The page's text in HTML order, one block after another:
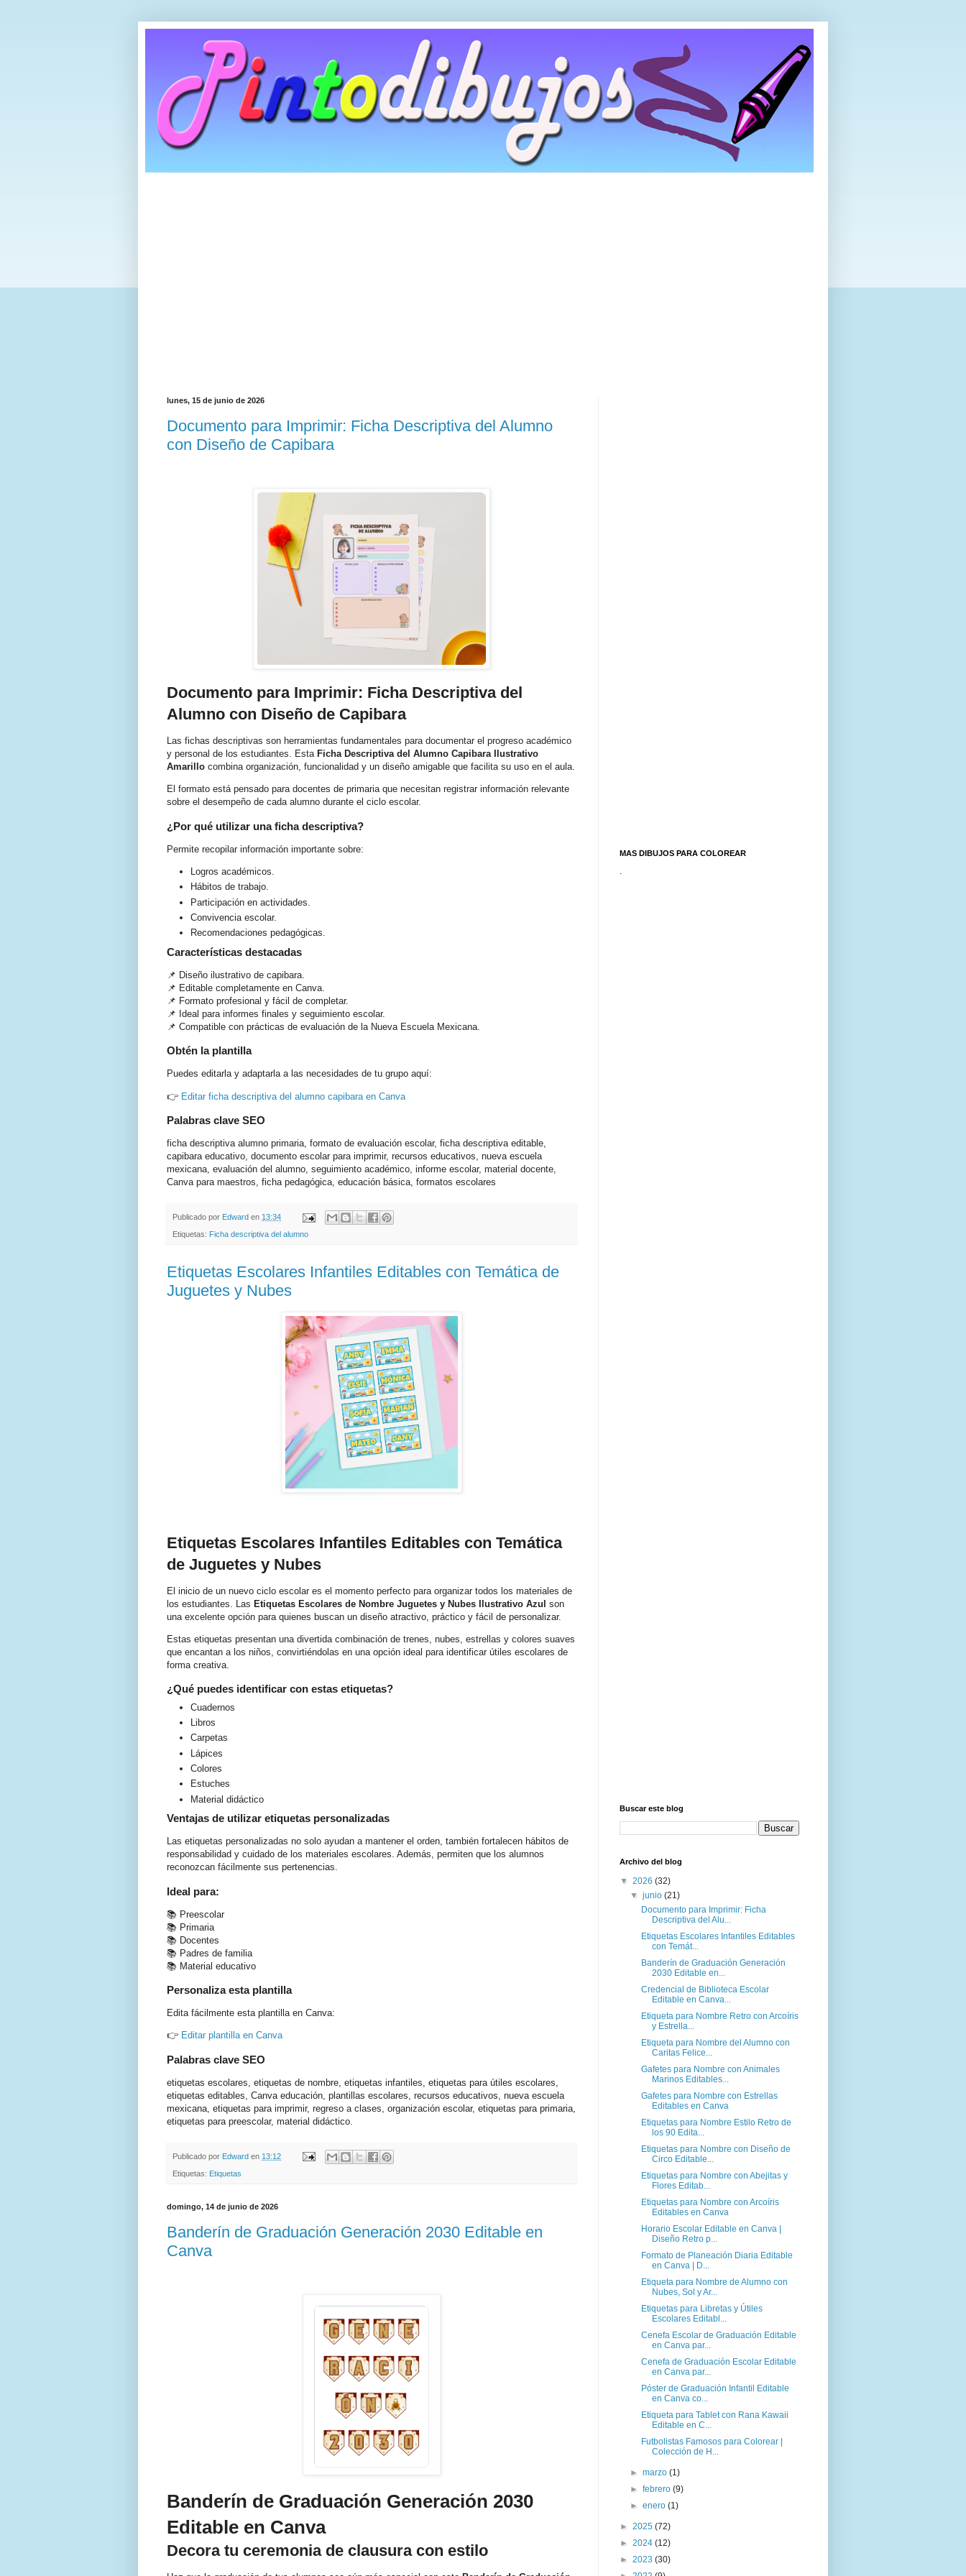
lunes, 15 de junio de 2026
Documento para Imprimir: Ficha Descriptiva del Alumno
con Diseño de Capibara
Documento para Imprimir: Ficha Descriptiva del
Alumno con Diseño de Capibara
Las fichas descriptivas son herramientas fundamentales para documentar el progreso académico
y personal de los estudiantes. Esta Ficha Descriptiva del Alumno Capibara Ilustrativo
Amarillo combina organización, funcionalidad y un diseño amigable que facilita su uso en el aula.
El formato está pensado para docentes de primaria que necesitan registrar información relevante
sobre el desempeño de cada alumno durante el ciclo escolar.
¿Por qué utilizar una ficha descriptiva?
Permite recopilar información importante sobre:
Logros académicos.
Hábitos de trabajo.
Participación en actividades.
Convivencia escolar.
Recomendaciones pedagógicas.
Características destacadas
📌 Diseño ilustrativo de capibara.
📌 Editable completamente en Canva.
📌 Formato profesional y fácil de completar.
📌 Ideal para informes finales y seguimiento escolar.
📌 Compatible con prácticas de evaluación de la Nueva Escuela Mexicana.
Obtén la plantilla
Puedes editarla y adaptarla a las necesidades de tu grupo aquí:
👉 Editar ficha descriptiva del alumno capibara en Canva
Palabras clave SEO
ficha descriptiva alumno primaria, formato de evaluación escolar, ficha descriptiva editable,
capibara educativo, documento escolar para imprimir, recursos educativos, nueva escuela
mexicana, evaluación del alumno, seguimiento académico, informe escolar, material docente,
Canva para maestros, ficha pedagógica, educación básica, formatos escolares
Publicado por Edward en 13:34
Etiquetas: Ficha descriptiva del alumno
Etiquetas Escolares Infantiles Editables con Temática de
Juguetes y Nubes
Etiquetas Escolares Infantiles Editables con Temática
de Juguetes y Nubes
El inicio de un nuevo ciclo escolar es el momento perfecto para organizar todos los materiales de
los estudiantes. Las Etiquetas Escolares de Nombre Juguetes y Nubes Ilustrativo Azul son
una excelente opción para quienes buscan un diseño atractivo, práctico y fácil de personalizar.
Estas etiquetas presentan una divertida combinación de trenes, nubes, estrellas y colores suaves
que encantan a los niños, convirtiéndolas en una opción ideal para identificar útiles escolares de
forma creativa.
¿Qué puedes identificar con estas etiquetas?
Cuadernos
Libros
Carpetas
Lápices
Colores
Estuches
Material didáctico
Ventajas de utilizar etiquetas personalizadas
Las etiquetas personalizadas no solo ayudan a mantener el orden, también fortalecen hábitos de
responsabilidad y cuidado de los materiales escolares. Además, permiten que los alumnos
reconozcan fácilmente sus pertenencias.
Ideal para:
📚 Preescolar
📚 Primaria
📚 Docentes
📚 Padres de familia
📚 Material educativo
Personaliza esta plantilla
Edita fácilmente esta plantilla en Canva:
👉 Editar plantilla en Canva
Palabras clave SEO
etiquetas escolares, etiquetas de nombre, etiquetas infantiles, etiquetas para útiles escolares,
etiquetas editables, Canva educación, plantillas escolares, recursos educativos, nueva escuela
mexicana, etiquetas para imprimir, regreso a clases, organización escolar, etiquetas para primaria,
etiquetas para preescolar, material didáctico.
Publicado por Edward en 13:12
Etiquetas: Etiquetas
domingo, 14 de junio de 2026
Banderín de Graduación Generación 2030 Editable en
Canva
Banderín de Graduación Generación 2030
Editable en Canva
Decora tu ceremonia de clausura con estilo
MAS DIBUJOS PARA COLOREAR
.
Buscar este blog
Archivo del blog
▼ 2026 (32)
▼junio(21)
Documento para Imprimir: Ficha
Descriptiva del Alu...
Etiquetas Escolares Infantiles Editables
con Temát...
Banderín de Graduación Generación
2030 Editable en...
Credencial de Biblioteca Escolar
Editable en Canva...
Etiqueta para Nombre Retro con Arcoíris
y Estrella...
Etiqueta para Nombre del Alumno con
Caritas Felice...
Gafetes para Nombre con Animales
Marinos Editables...
Gafetes para Nombre con Estrellas
Editables en Canva
Etiquetas para Nombre Estilo Retro de
los 90 Edita...
Etiquetas para Nombre con Diseño de
Circo Editable...
Etiquetas para Nombre con Abejitas y
Flores Editab...
Etiquetas para Nombre con Arcoíris
Editables en Canva
Horario Escolar Editable en Canva |
Diseño Retro p...
Formato de Planeación Diaria Editable
en Canva | D...
Etiqueta para Nombre de Alumno con
Nubes, Sol y Ar...
Etiquetas para Libretas y Útiles
Escolares Editabl...
Cenefa Escolar de Graduación Editable
en Canva par...
Cenefa de Graduación Escolar Editable
en Canva par...
Póster de Graduación Infantil Editable
en Canva co...
Etiqueta para Tablet con Rana Kawaii
Editable en C...
Futbolistas Famosos para Colorear |
Colección de H...
►marzo(1)
►febrero(9)
►enero(1)
► 2025 (72)
► 2024 (12)
► 2023 (30)